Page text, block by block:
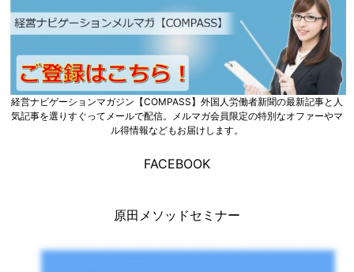
経営ナビゲーションマガジン【COMPASS】外国人労働者新聞の最新記事と人
気記事を選りすぐってメールで配信。メルマガ会員限定の特別なオファーやマ
ル得情報などもお届けします。
FACEBOOK
原田メソッドセミナー